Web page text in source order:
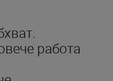
работа